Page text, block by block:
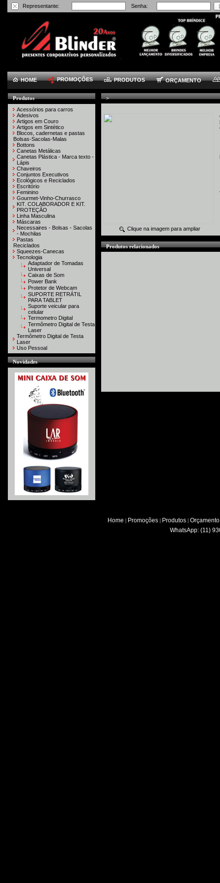
Representante: Senha:
HOME PROMOÇÕES PRODUTOS ORÇAMENTO
Produtos
Acessórios para carros
Adesivos
Artigos em Couro
Artigos em Sintético
Blocos, cadernetas e pastas
Bolsas-Sacolas-Malas
Bottons
Canetas Metálicas
Canetas Plástica - Marca texto -
Lápis
Chaveiros
Conjuntos Executivos
Ecológicos e Reciclados
Escritório
Feminino
Gourmet-Vinho-Churrasco
KIT. COLABORADOR E KIT.
PROTEÇÃO
Linha Masculina
Máscaras
Necessaires - Bolsas - Sacolas
- Mochilas
Pastas
Reciclados
Squeezes-Canecas
Tecnologia
Adaptador de Tomadas
Universal
Caixas de Som
Power Bank
Protetor de Webcam
SUPORTE RETRÁTIL
PARA TABLET
Suporte veicular para
celular
Termometro Digital
Termômetro Digital de Testa
Laser
Termômetro Digital de Testa
Laser
Uso Pessoal
Novidades
>
Clique na imagem para ampliar
Produtos relacionados
Home | Promoções | Produtos | Orçamento
WhatsApp: (11)